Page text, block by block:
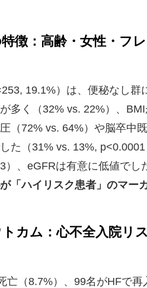
徴：高齢・女性・フ
19.1%）は、便秘なし
多く（32% vs. 22%）、
（72% vs. 64%）や脳卒中
た（31% vs. 13%,
）、eGFRは有意に低値で
「ハイリスク患者」のマー
カム：心不全入院リ
亡（8.7%）、99名がHFで